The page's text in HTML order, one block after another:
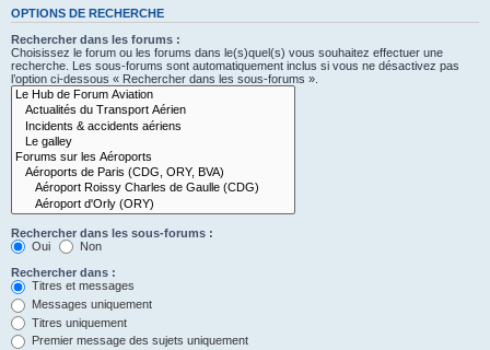
OPTIONS DE RECHERCHE
Rechercher dans les forums :
Choisissez le forum ou les forums dans le(s)quel(s) vous souhaitez effectuer une
recherche. Les sous-forums sont automatiquement inclus si vous ne désactivez pas
l’option ci-dessous « Rechercher dans les sous-forums ».
Rechercher dans les sous-forums :
Oui
Non
Rechercher dans :
Titres et messages
Messages uniquement
Titres uniquement
Premier message des sujets uniquement